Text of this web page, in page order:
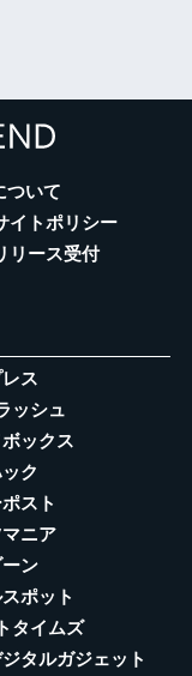
ついて
イトポリシー
リース受付
ス
ッシュ
ックス
ク
スト
ニア
ン
ポット
タイムズ
タルガジェット